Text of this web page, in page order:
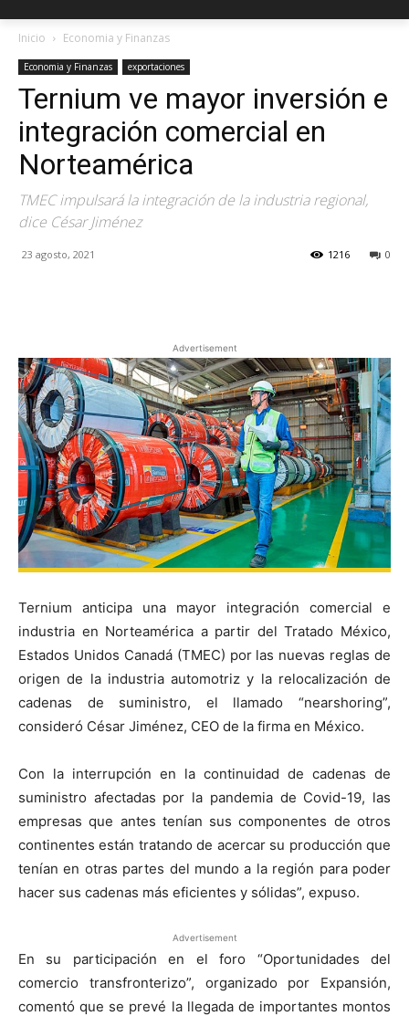
Inicio Economia y Finanzas
Economia y Finanzas exportaciones
Ternium ve mayor inversión e
integración comercial en
Norteamérica
TMEC impulsará la integración de la industria regional,
dice César Jiménez
23 agosto, 2021 0
1216
Advertisement
Ternium anticipa una mayor integración comercial e
industria en Norteamérica a partir del Tratado México,
Estados Unidos Canadá (TMEC) por las nuevas reglas de
origen de la industria automotriz y la relocalización de
cadenas de suministro, el llamado “nearshoring”,
consideró César Jiménez, CEO de la firma en México.
Con la interrupción en la continuidad de cadenas de
suministro afectadas por la pandemia de Covid-19, las
empresas que antes tenían sus componentes de otros
continentes están tratando de acercar su producción que
tenían en otras partes del mundo a la región para poder
hacer sus cadenas más eficientes y sólidas”, expuso.
Advertisement
En su participación en el foro “Oportunidades del
comercio transfronterizo”, organizado por Expansión,
comentó que se prevé la llegada de importantes montos